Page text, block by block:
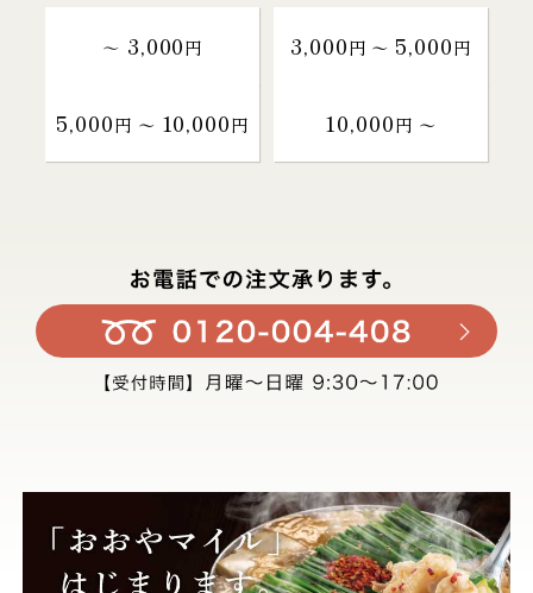
～ 3,000円 3,000円 〜 5,000円
5,000円 〜 10,000円 10,000円 〜